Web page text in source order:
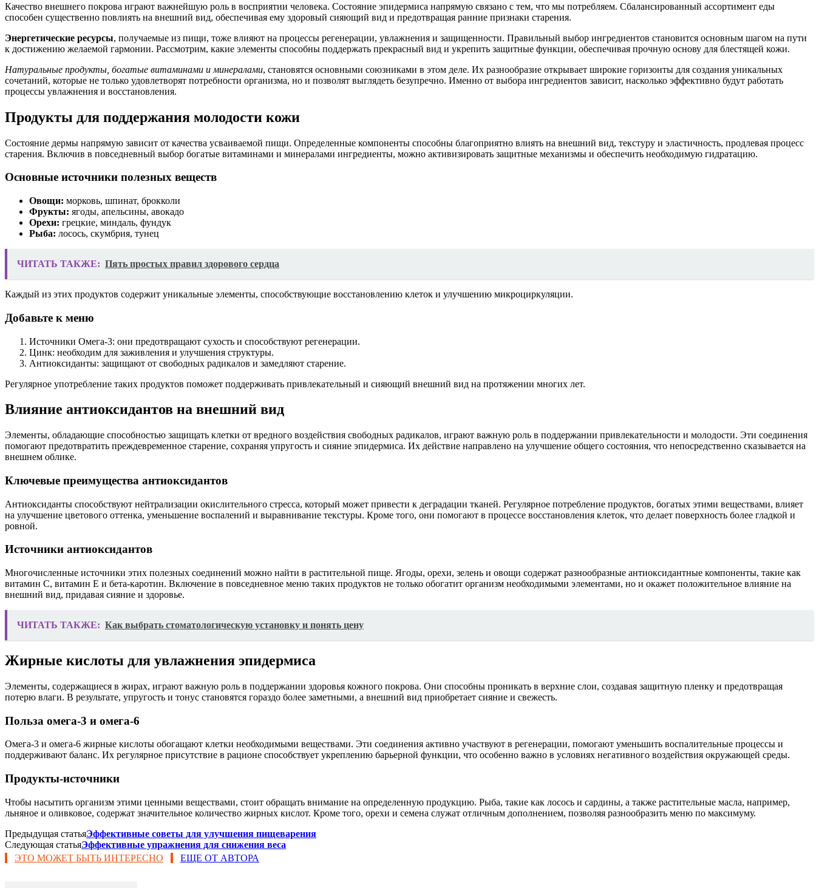
Качество внешнего покрова играют важнейшую роль в восприятии человека. Состояние эпидермиса напрямую связано с тем, что мы потребляем. Сбалансированный ассортимент еды
способен существенно повлиять на внешний вид, обеспечивая ему здоровый сияющий вид и предотвращая ранние признаки старения.
Энергетические ресурсы, получаемые из пищи, тоже влияют на процессы регенерации, увлажнения и защищенности. Правильный выбор ингредиентов становится основным шагом на пути
к достижению желаемой гармонии. Рассмотрим, какие элементы способны поддержать прекрасный вид и укрепить защитные функции, обеспечивая прочную основу для блестящей кожи.
Натуральные продукты, богатые витаминами и минералами, становятся основными союзниками в этом деле. Их разнообразие открывает широкие горизонты для создания уникальных
сочетаний, которые не только удовлетворят потребности организма, но и позволят выглядеть безупречно. Именно от выбора ингредиентов зависит, насколько эффективно будут работать
процессы увлажнения и восстановления.
Продукты для поддержания молодости кожи
Состояние дермы напрямую зависит от качества усваиваемой пищи. Определенные компоненты способны благоприятно влиять на внешний вид, текстуру и эластичность, продлевая процесс
старения. Включив в повседневный выбор богатые витаминами и минералами ингредиенты, можно активизировать защитные механизмы и обеспечить необходимую гидратацию.
Основные источники полезных веществ
Овощи: морковь, шпинат, брокколи
Фрукты: ягоды, апельсины, авокадо
Орехи: грецкие, миндаль, фундук
Рыба: лосось, скумбрия, тунец
ЧИТАТЬ ТАКЖЕ: Пять простых правил здорового сердца
Каждый из этих продуктов содержит уникальные элементы, способствующие восстановлению клеток и улучшению микроциркуляции.
Добавьте к меню
Источники Омега-3: они предотвращают сухость и способствуют регенерации.
Цинк: необходим для заживления и улучшения структуры.
Антиоксиданты: защищают от свободных радикалов и замедляют старение.
Регулярное употребление таких продуктов поможет поддерживать привлекательный и сияющий внешний вид на протяжении многих лет.
Влияние антиоксидантов на внешний вид
Элементы, обладающие способностью защищать клетки от вредного воздействия свободных радикалов, играют важную роль в поддержании привлекательности и молодости. Эти соединения
помогают предотвратить преждевременное старение, сохраняя упругость и сияние эпидермиса. Их действие направлено на улучшение общего состояния, что непосредственно сказывается на
внешнем облике.
Ключевые преимущества антиоксидантов
Антиоксиданты способствуют нейтрализации окислительного стресса, который может привести к деградации тканей. Регулярное потребление продуктов, богатых этими веществами, влияет
на улучшение цветового оттенка, уменьшение воспалений и выравнивание текстуры. Кроме того, они помогают в процессе восстановления клеток, что делает поверхность более гладкой и
ровной.
Источники антиоксидантов
Многочисленные источники этих полезных соединений можно найти в растительной пище. Ягоды, орехи, зелень и овощи содержат разнообразные антиоксидантные компоненты, такие как
витамин C, витамин E и бета-каротин. Включение в повседневное меню таких продуктов не только обогатит организм необходимыми элементами, но и окажет положительное влияние на
внешний вид, придавая сияние и здоровье.
ЧИТАТЬ ТАКЖЕ: Как выбрать стоматологическую установку и понять цену
Жирные кислоты для увлажнения эпидермиса
Элементы, содержащиеся в жирах, играют важную роль в поддержании здоровья кожного покрова. Они способны проникать в верхние слои, создавая защитную пленку и предотвращая
потерю влаги. В результате, упругость и тонус становятся гораздо более заметными, а внешний вид приобретает сияние и свежесть.
Польза омега-3 и омега-6
Омега-3 и омега-6 жирные кислоты обогащают клетки необходимыми веществами. Эти соединения активно участвуют в регенерации, помогают уменьшить воспалительные процессы и
поддерживают баланс. Их регулярное присутствие в рационе способствует укреплению барьерной функции, что особенно важно в условиях негативного воздействия окружающей среды.
Продукты-источники
Чтобы насытить организм этими ценными веществами, стоит обращать внимание на определенную продукцию. Рыба, такие как лосось и сардины, а также растительные масла, например,
льняное и оливковое, содержат значительное количество жирных кислот. Кроме того, орехи и семена служат отличным дополнением, позволяя разнообразить меню по максимуму.
Предыдущая статьяЭффективные советы для улучшения пищеварения
Следующая статьяЭффективные упражнения для снижения веса
ЭТО МОЖЕТ БЫТЬ ИНТЕРЕСНО
ЕЩЕ ОТ АВТОРА